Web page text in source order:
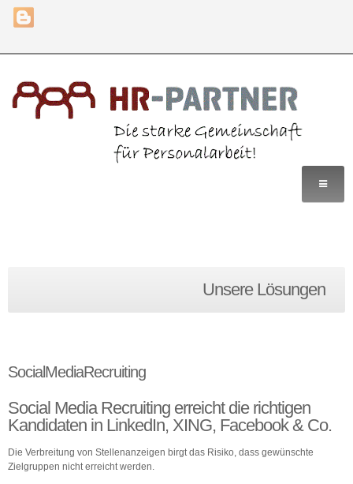
Unsere Lösungen
SocialMediaRecruiting
Social Media Recruiting erreicht die richtigen
Kandidaten in LinkedIn, XING, Facebook & Co.
Die Verbreitung von Stellenanzeigen birgt das Risiko, dass gewünschte
Zielgruppen nicht erreicht werden.